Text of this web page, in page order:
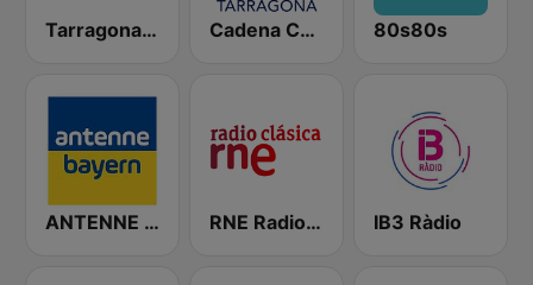
Tarragona Ràdio Cadena COPE Tarragona 80s80s
ANTENNE BAYERN RNE Radio Clásica IB3 Ràdio